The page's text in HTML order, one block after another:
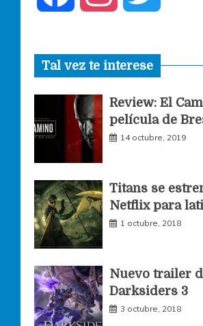
c
e
b
o
o
s
t
a
g
m
i
t
t
r
Tal vez te interese
Review: El
película de
14 octubre, 2019
Titans se
Netflix para
1 octubre, 2018
Nuevo trailer
Darksiders 3
3 octubre, 2018